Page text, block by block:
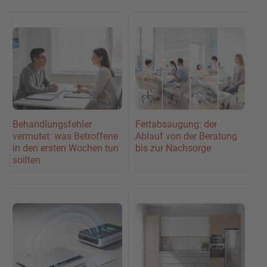
Behandlungsfehler
vermutet: was Betroffene
in den ersten Wochen tun
sollten
Fettabsaugung: der
Ablauf von der Beratung
bis zur Nachsorge